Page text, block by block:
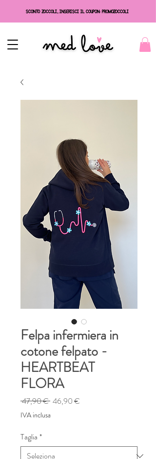
SCONTO ZOCCOLI, INSERISCI IL COUPON: PROMOZOCCOLI
Felpa infermiera in
cotone felpato -
HEARTBEAT
FLORA
47,90 € Prezzo
46,90 €
IVA inclusa
Taglia *